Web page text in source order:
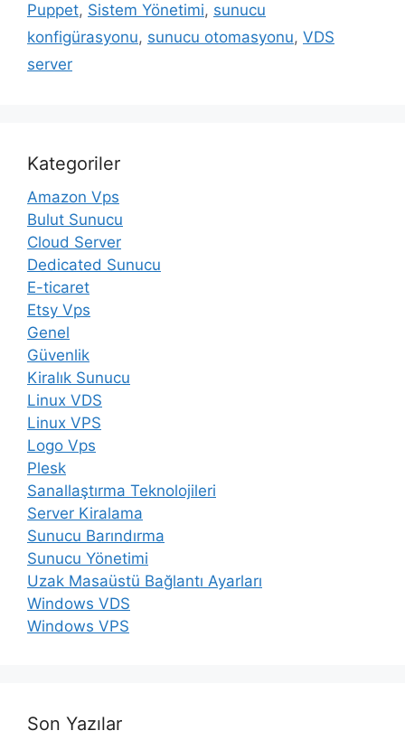
Puppet, Sistem Yönetimi, sunucu
konfigürasyonu, sunucu otomasyonu, VDS
server
Kategoriler
Amazon Vps
Bulut Sunucu
Cloud Server
Dedicated Sunucu
E-ticaret
Etsy Vps
Genel
Güvenlik
Kiralık Sunucu
Linux VDS
Linux VPS
Logo Vps
Plesk
Sanallaştırma Teknolojileri
Server Kiralama
Sunucu Barındırma
Sunucu Yönetimi
Uzak Masaüstü Bağlantı Ayarları
Windows VDS
Windows VPS
Son Yazılar